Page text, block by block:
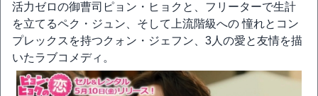
活力ゼロの御曹司ピョン・ヒョクと、フリーターで生計
を立てるペク・ジュン、そして上流階級への 憧れとコン
プレックスを持つクォン・ジェフン、3人の愛と友情を描
いたラブコメディ。